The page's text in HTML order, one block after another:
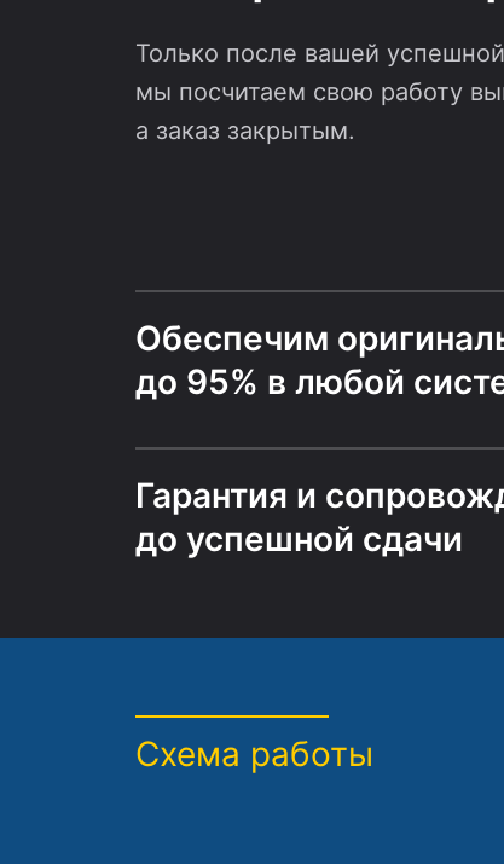
Только после вашей
мы посчитаем свою работу
а заказ закрытым.
Обеспечим
до 95% в любой
Гарантия и
до успешной сдачи
Схема работы